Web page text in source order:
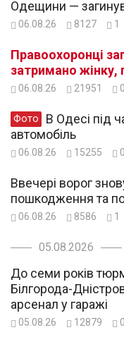
Одещини —
06.08.26 8127 1
Правоохоронці
затримано жінку,
06.08.26 21951 0
Фото
автомобіль
06.08.26 15255 0
Ввечері ворог
пошкодження та
06.08.26 8586 1
05.08.2026
До семи років
Білгорода-
арсенал у гаражі
05.08.26 12879 0